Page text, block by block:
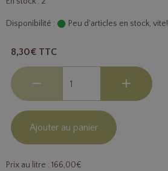
Disponibilité : Peu d'articles en stock, vite!
8,30€ TTC
Ajouter au panier
Prix au litre : 166,00€